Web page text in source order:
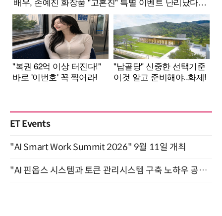
ET Events
"AI Smart Work Summit 2026" 9월 11일 개최
"AI 핀옵스 시스템과 토큰 관리시스템 구축 노하우 공개" 잠실 한국광고문화회관 2층 대회의실 (8/21)